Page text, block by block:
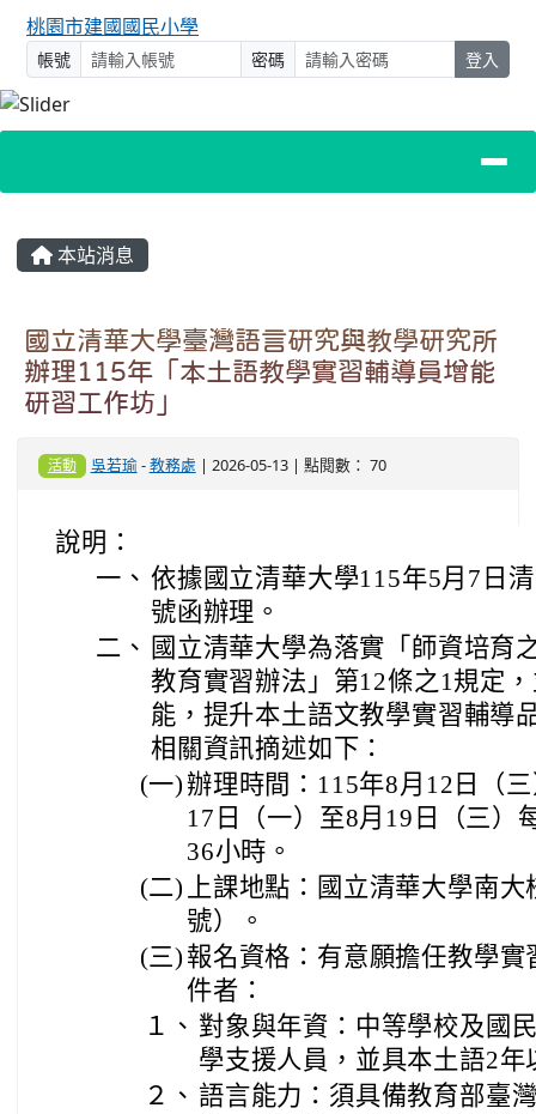
桃園市建國國民小學
帳號 密碼 登入
主內容區域
本站消息
國立清華大學臺灣語言研究與教學研究所
辦理115年「本土語教學實習輔導員增能
研習工作坊」
活動 吳若瑜-教務處 | 2026-05-13 | 點閱數： 70
說明：
一、 依據國立清華大學115年5月7日
號函辦理。
二、 國立清華大學為落實「師資培育
教育實習辦法」第12條之1規定
能，提升本土語文教學實習輔導
相關資訊摘述如下：
(一)辦理時間：115年8月12日（
17日（一）至8月19日（三）
36小時。
(二) 上課地點：國立清華大學南
號）。
(三) 報名資格：有意願擔任教學
件者：
１、 對象與年資：中等學校及國
學支援人員，並具本土語2年
２、 語言能力：須具備教育部臺